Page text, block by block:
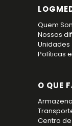
Quem
Nossos
Unidades
Políticas
O QUE
Centro